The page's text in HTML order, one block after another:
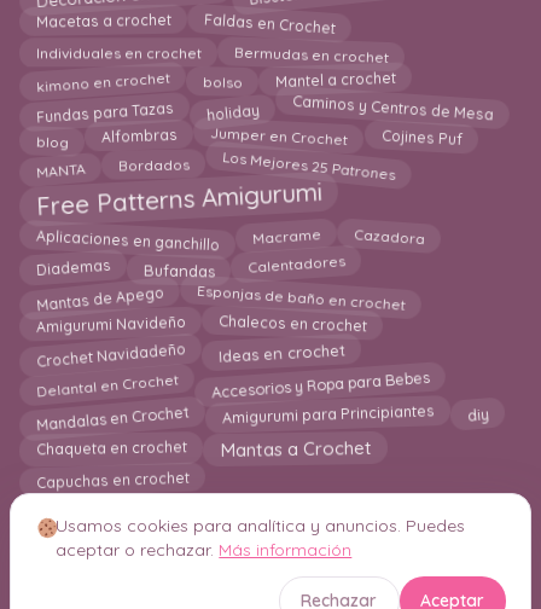
Macetas a crochet Faldas en Crochet
Individuales en crochet Bermudas en crochet
kimono en crochet bolso Mantel a crochet
Fundas para Tazas holiday Caminos y Centros de Mesa
blog Alfombras Jumper en Crochet Cojines Puf
MANTA Bordados Los Mejores 25 Patrones
Free Patterns Amigurumi
Aplicaciones en ganchillo Macrame Cazadora
Diademas Bufandas Calentadores
Mantas de Apego Esponjas de baño en crochet
Amigurumi Navideño Chalecos en crochet
Crochet Navidadeño Ideas en crochet
Delantal en Crochet Accesorios y Ropa para Bebes
Mandalas en Crochet Amigurumi para Principiantes diy
Chaqueta en crochet Mantas a Crochet
Capuchas en crochet
© 2026 Crochetisimo. Todos los derechos reservados.
Usamos cookies para analítica y anuncios. Puedes
aceptar o rechazar. Más información
Rechazar Aceptar